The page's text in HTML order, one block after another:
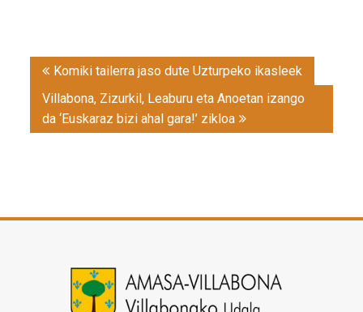
Post
navigation
Komiki tailerra jaso dute Uzturpeko ikasleek
Villabona, Zizurkil, Leaburu eta Anoetan izango
da ‘Euskaraz bizi ahal gara!’ zikloa